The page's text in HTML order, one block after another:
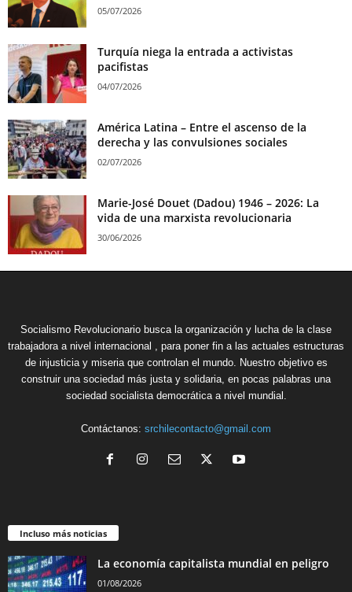
05/07/2026
Turquía niega la entrada a activistas
pacifistas
04/07/2026
América Latina – Entre el ascenso de la
derecha y las convulsiones sociales
02/07/2026
Marie-José Douet (Dadou) 1946 – 2026: La
vida de una marxista revolucionaria
30/06/2026
Socialismo Revolucionario busca la organización y lucha de la clase
trabajadora a nivel internacional , para poner fin a las actuales estructuras
de injusticia y miseria que controlan el mundo. Nuestro objetivo es
construir una sociedad más justa y solidaria, en pocas palabras una
sociedad socialista democrática a nivel mundial.
Contáctanos: srchilecontacto@gmail.com
Incluso más noticias
La economía capitalista mundial en peligro
01/08/2026